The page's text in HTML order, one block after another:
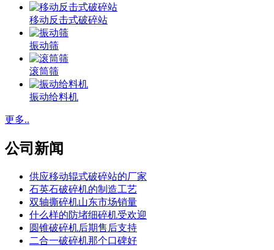
移动反击式破碎站
振动筛
滚筒筛
振动给料机
更多..
公司新闻
供应移动辊式破碎站的厂家
石英石破碎机的制造工艺
双轴撕碎机山东市场销量
什么样的防堵细碎机受欢迎
圆锥破碎机后期售后支持
二合一破碎机那个口碑好